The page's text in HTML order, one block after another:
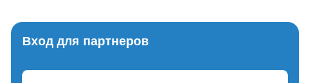
Вход для партнеров